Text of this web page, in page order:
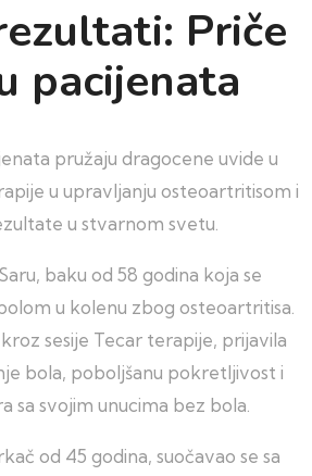
Priče
pacijenata
pružaju dragocene uvide u
u upravljanju osteoartritisom i
u stvarnom svetu.
baku od 58 godina koja se
u kolenu zbog osteoartritisa.
sesije Tecar terapije, prijavila
bola, poboljšanu pokretljivost i
sa svojim unucima bez bola.
od 45 godina, suočavao se sa